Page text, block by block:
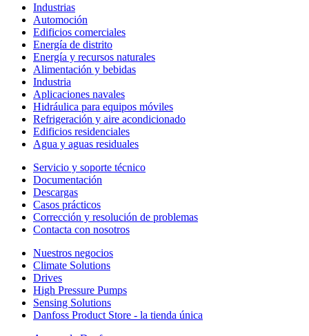
Industrias
Automoción
Edificios comerciales
Energía de distrito
Energía y recursos naturales
Alimentación y bebidas
Industria
Aplicaciones navales
Hidráulica para equipos móviles
Refrigeración y aire acondicionado
Edificios residenciales
Agua y aguas residuales
Servicio y soporte técnico
Documentación
Descargas
Casos prácticos
Corrección y resolución de problemas
Contacta con nosotros
Nuestros negocios
Climate Solutions
Drives
High Pressure Pumps
Sensing Solutions
Danfoss Product Store - la tienda única